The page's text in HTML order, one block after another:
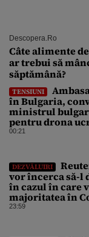
Descopera.ro
Câte alimente
ar trebui să
săptămână?
TENSIUNI
în Bulgaria,
ministrul bulgar
pentru drona
prăbușită în
00:21
DEZVĂLUIRI
vor încerca să-l
în cazul în care
majoritatea în
23:59